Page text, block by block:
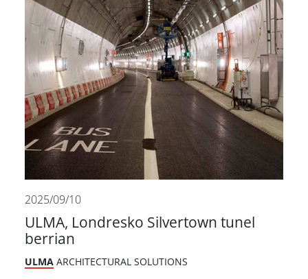
2025/09/10
ULMA, Londresko Silvertown tunel
berrian
ULMA ARCHITECTURAL SOLUTIONS